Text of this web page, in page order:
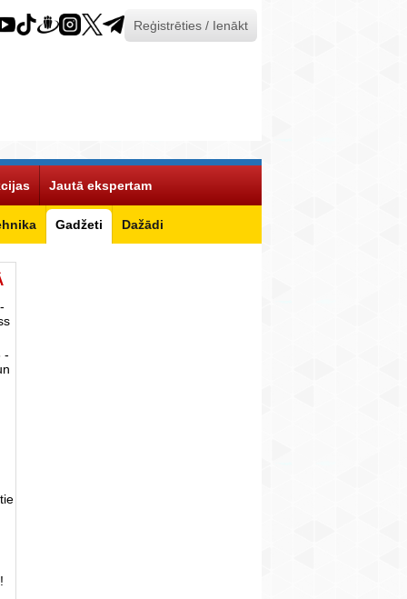
Reģistrēties / Ienākt
Gadžeti Dažādi
Jautā ekspertam
-